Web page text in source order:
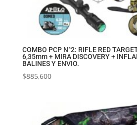
COMBO PCP N°2: RIFLE RED
6,35mm + MIRA DISCOVERY +
BALINES Y ENVIO.
$885,600